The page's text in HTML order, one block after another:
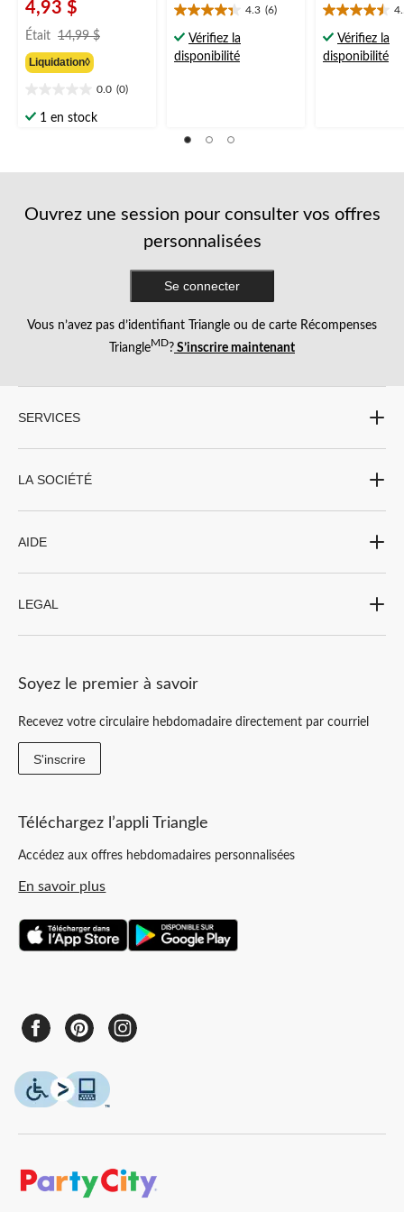
4,93 $
Était 14,99 $
Liquidation◊
0.0 (0)
étoile(s)
1 en stock
4.3 (6)
4.3
étoile(s)
sur
Vérifiez la
disponibilité
4.5
étoile(s)
sur
Vérifiez la
disponibilité
Ouvrez une session pour consulter vos offres
personnalisées
Se connecter
Vous n’avez pas d’identifiant Triangle ou de carte Récompenses
TriangleMD? S’inscrire maintenant
SERVICES
LA SOCIÉTÉ
AIDE
LEGAL
Soyez le premier à savoir
Recevez votre circulaire hebdomadaire directement par courriel
S'inscrire
Téléchargez l’appli Triangle
Accédez aux offres hebdomadaires personnalisées
En savoir plus